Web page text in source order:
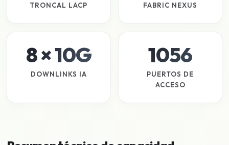
TRONCAL LACP FABRIC NEXUS
8 × 10G
DOWNLINKS IA
1056
PUERTOS DE
ACCESO